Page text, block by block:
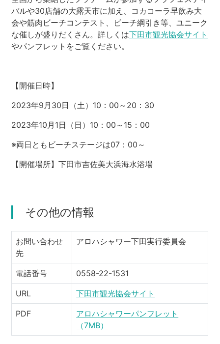
バルや30店舗の大露天市に加え、コカコーラ早飲み大
会や筋肉ビーチコンテスト、ビーチ綱引き等、ユニーク
な催しが盛りだくさん。詳しくは下田市観光協会サイト
やパンフレットをご覧ください。
【開催日時】
2023年9月30日（土）10：00～20：30
2023年10月1日（日）10：00～15：00
※両日ともビーチステージは07：00～
【開催場所】下田市吉佐美大浜海水浴場
その他の情報
お問い合わせ
先
アロハシャワー下田実行委員会
電話番号 0558-22-1531
URL 下田市観光協会サイト
PDF
アロハシャワーパンフレット
（7MB）